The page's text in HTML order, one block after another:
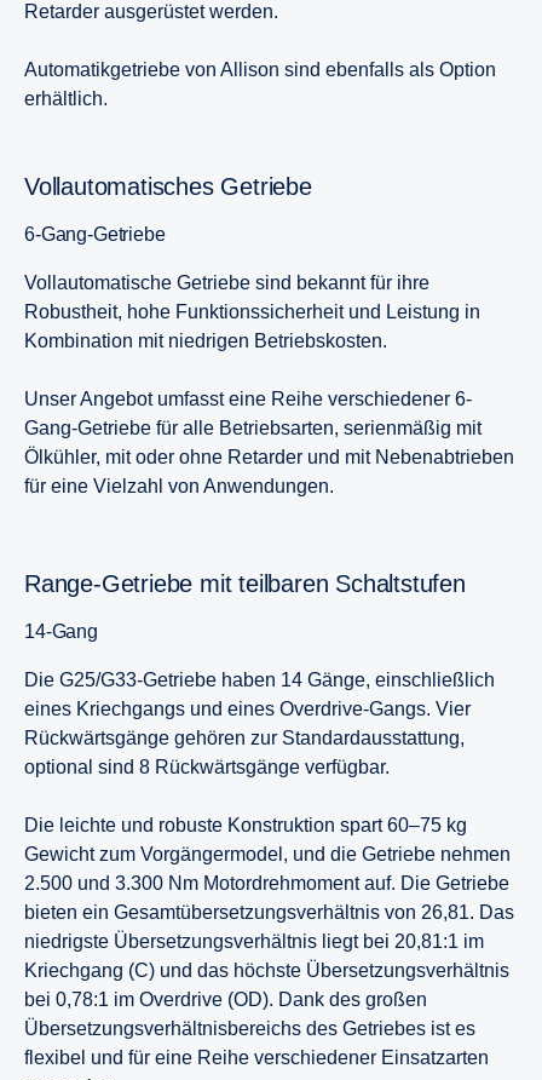
Retarder ausgerüstet werden.
Automatikgetriebe von Allison sind ebenfalls als Option
erhältlich.
Vollautomatisches Getriebe
6-Gang-Getriebe
Vollautomatische Getriebe sind bekannt für ihre
Robustheit, hohe Funktionssicherheit und Leistung in
Kombination mit niedrigen Betriebskosten.
Unser Angebot umfasst eine Reihe verschiedener 6-
Gang-Getriebe für alle Betriebsarten, serienmäßig mit
Ölkühler, mit oder ohne Retarder und mit Nebenabtrieben
für eine Vielzahl von Anwendungen.
Range-Getriebe mit teilbaren Schaltstufen
14-Gang
Die G25/G33-Getriebe haben 14 Gänge, einschließlich
eines Kriechgangs und eines Overdrive-Gangs. Vier
Rückwärtsgänge gehören zur Standardausstattung,
optional sind 8 Rückwärtsgänge verfügbar.
Die leichte und robuste Konstruktion spart 60–75 kg
Gewicht zum Vorgängermodel, und die Getriebe nehmen
2.500 und 3.300 Nm Motordrehmoment auf. Die Getriebe
bieten ein Gesamtübersetzungsverhältnis von 26,81. Das
niedrigste Übersetzungsverhältnis liegt bei 20,81:1 im
Kriechgang (C) und das höchste Übersetzungsverhältnis
bei 0,78:1 im Overdrive (OD). Dank des großen
Übersetzungsverhältnisbereichs des Getriebes ist es
flexibel und für eine Reihe verschiedener Einsatzarten